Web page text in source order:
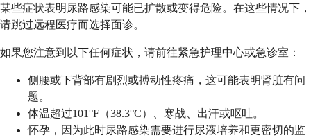
某些症状表明尿路感染可能已扩散或变得危险。在这些情况下，
请跳过远程医疗而选择面诊。
如果您注意到以下任何症状，请前往紧急护理中心或急诊室：
侧腰或下背部有剧烈或搏动性疼痛，这可能表明肾脏有问
题。
体温超过101°F（38.3°C）、寒战、出汗或呕吐。
怀孕，因为此时尿路感染需要进行尿液培养和更密切的监